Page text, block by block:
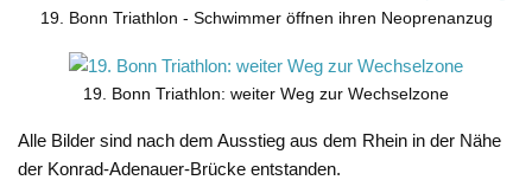
19. Bonn Triathlon - Schwimmer öffnen ihren Neoprenanzug
19. Bonn Triathlon: weiter Weg zur Wechselzone
Alle Bilder sind nach dem Ausstieg aus dem Rhein in der Nähe
der Konrad-Adenauer-Brücke entstanden.